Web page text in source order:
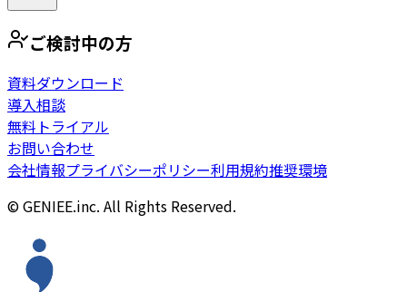
ご検討中の方
資料ダウンロード
導入相談
無料トライアル
お問い合わせ
会社情報プライバシーポリシー利用規約推奨環境
© GENIEE.inc. All Rights Reserved.